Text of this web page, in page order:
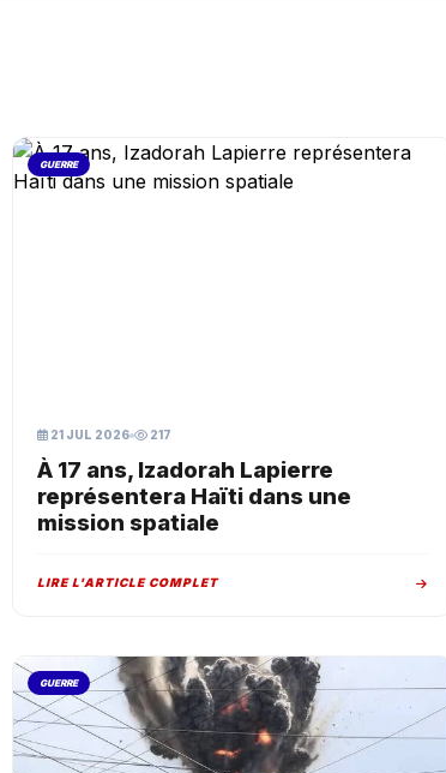
GUERRE
21 JUL 2026 217
À 17 ans, Izadorah Lapierre
représentera Haïti dans une
mission spatiale
LIRE L'ARTICLE COMPLET
GUERRE